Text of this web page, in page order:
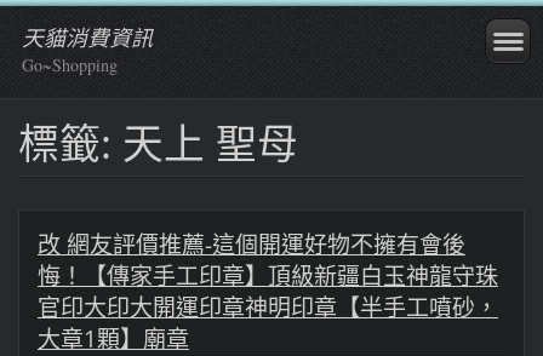
天貓消費資訊
Go~Shopping
標籤: 天上 聖母
改 網友評價推薦-這個開運好物不擁有會後
悔！【傳家手工印章】頂級新疆白玉神龍守珠
官印大印大開運印章神明印章【半手工噴砂，
大章1顆】廟章